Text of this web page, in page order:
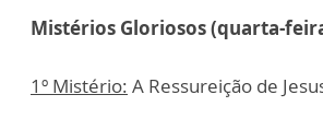
Mistérios Gloriosos (quarta-
1º Mistério: A Ressureição de